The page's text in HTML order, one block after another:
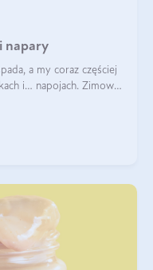
napary
a my coraz częściej
i… napojach. Zimowe